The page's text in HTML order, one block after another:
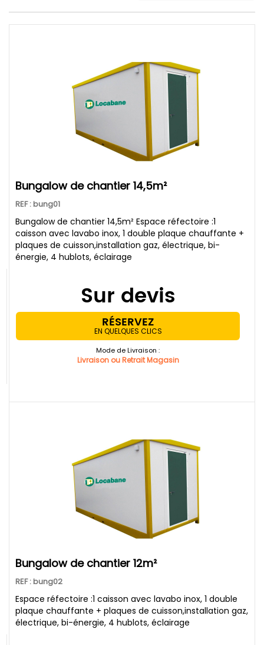
bungalow de chantier 14,5m²
REF : bung01
Bungalow de chantier 14,5m² Espace réfectoire :1
caisson avec lavabo inox, 1 double plaque chauffante +
plaques de cuisson,installation gaz, électrique, bi-
énergie, 4 hublots, éclairage
Sur devis
RÉSERVEZ
EN QUELQUES CLICS
Mode de Livraison :
Livraison ou Retrait Magasin
bungalow de chantier 12m²
REF : bung02
Espace réfectoire :1 caisson avec lavabo inox, 1 double
plaque chauffante + plaques de cuisson,installation gaz,
électrique, bi-énergie, 4 hublots, éclairage